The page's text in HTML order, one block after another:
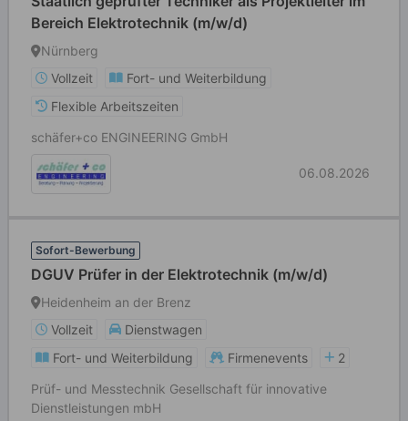
Bereich Elektrotechnik (m/w/d)
Nürnberg
Vollzeit
Fort- und Weiterbildung
Flexible Arbeitszeiten
schäfer+co ENGINEERING GmbH
06.08.2026
Sofort-Bewerbung
DGUV Prüfer in der Elektrotechnik (m/w/d)
Heidenheim an der Brenz
Vollzeit
Dienstwagen
Fort- und Weiterbildung
Firmenevents
2
Prüf- und Messtechnik Gesellschaft für innovative
Dienstleistungen mbH